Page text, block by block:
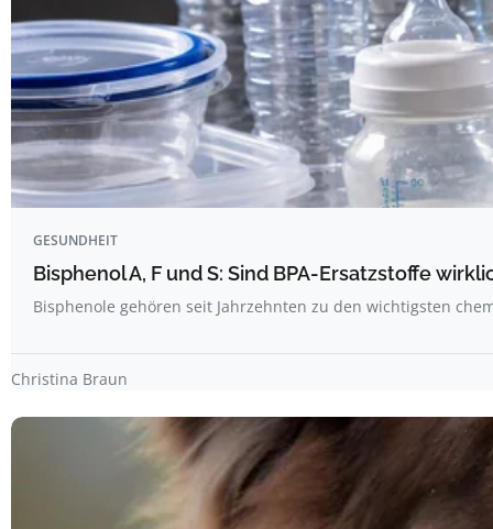
GESUNDHEIT
Bisphenol A, F und S: Sind BPA-Ersatzstoffe
Bisphenole gehören seit Jahrzehnten zu den wichtigsten
Christina Braun